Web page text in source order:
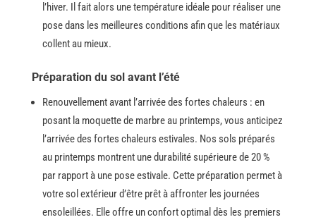
l’hiver. Il fait alors une température idéale pour réaliser une
pose dans les meilleures conditions afin que les matériaux
collent au ​‍​‌‍​‍‌mieux.
Préparation du sol avant l’été
Renouvellement avant l’arrivée des fortes chaleurs : en
posant la moquette de marbre au printemps, vous anticipez
l’arrivée des fortes chaleurs estivales. Nos sols préparés
au printemps montrent une durabilité supérieure de 20 %
par rapport à une pose estivale. Cette préparation permet à
votre sol extérieur d’être prêt à affronter les journées
ensoleillées. Elle offre un confort optimal dès les premiers